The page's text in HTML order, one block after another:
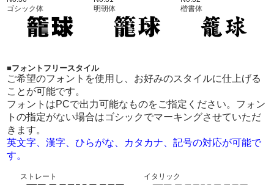
ゴシック体
明朝体
楷書体
■フォントフリースタイル
ご希望のフォントを使用し、お好みのスタイルに仕上げる
ことが可能です。
フォントはPCで出力可能なものをご指定ください。フォン
トの指定がない場合はゴシックでマーキングさせていただ
きます。
英文字、漢字、ひらがな、カタカナ、記号の対応が可能で
す。
ストレート イタリック